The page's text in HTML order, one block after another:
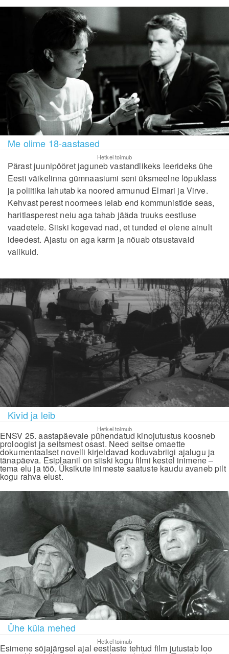
Me olime 18-aastased
Hetkel toimub
Pärast juunipööret jaguneb vastandlikeks leerideks ühe
Eesti väikelinna gümnaasiumi seni üksmeelne lõpuklass
ja poliitika lahutab ka noored armunud Elmari ja Virve.
Kehvast perest noormees leiab end kommunistide seas,
haritlasperest neiu aga tahab jääda truuks eestluse
vaadetele. Siiski kogevad nad, et tunded ei olene ainult
ideedest. Ajastu on aga karm ja nõuab otsustavaid
valikuid.
Kivid ja leib
Hetkel toimub
ENSV 25. aastapäevale pühendatud kinojutustus koosneb
proloogist ja seitsmest osast. Need seitse omaette
dokumentaalset novelli kirjeldavad koduvabriigi ajalugu ja
tänapäeva. Esiplaanil on siiski kogu filmi kestel inimene –
tema elu ja töö. Üksikute inimeste saatuste kaudu avaneb pilt
kogu rahva elust.
Ühe küla mehed
Hetkel toimub
Esimene sõjajärgsel ajal eestlaste tehtud film jutustab loo